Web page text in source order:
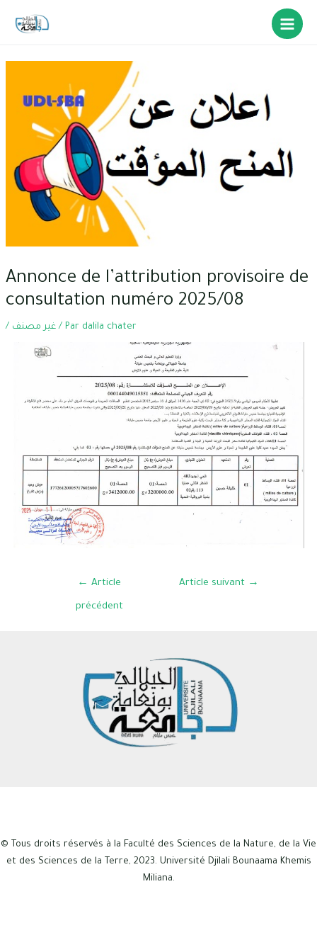
Annonce de l’attribution provisoire de
consultation numéro 2025/08
/ غير مصنف/ Par dalila chater
← Article
précédent
Article suivant →
© Tous droits réservés à la Faculté des Sciences de la Nature, de la Vie
et des Sciences de la Terre, 2023. Université Djilali Bounaama Khemis
Miliana.